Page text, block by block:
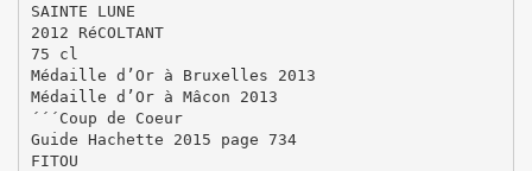
SAINTE LUNE
2012 RéCOLTANT
75 cl
Médaille d’Or à Bruxelles 2013
Médaille d’Or à Mâcon 2013
´´´Coup de Coeur
Guide Hachette 2015 page 734
FITOU